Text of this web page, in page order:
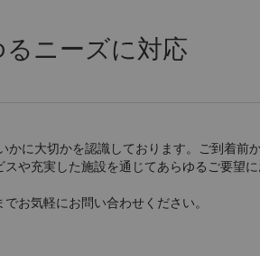
ニーズに対応
に大切かを認識しております。ご到着前
や充実した施設を通じてあらゆるご要望に
お気軽にお問い合わせください。